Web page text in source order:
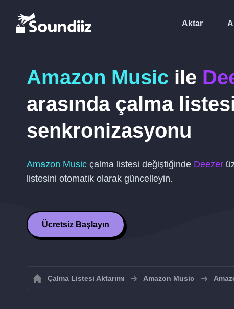
Aktar
Amazon Music ile
arasında çalma
senkronizasyonu
Amazon Music çalma listesi değiştiğinde Deezer
listesini otomatik olarak güncelleyin.
Ücretsiz Başlayın
Çalma Listesi Aktarımı Amazon Music